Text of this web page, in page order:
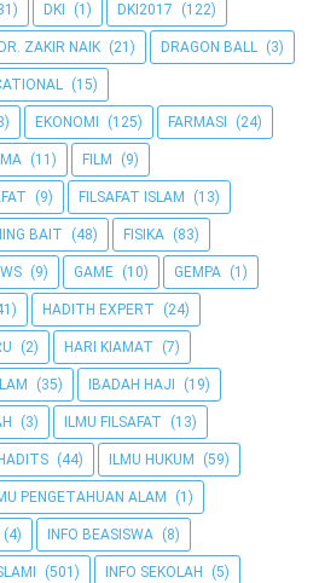
DKI (1) DKI2017 (122)
DR. ZAKIR NAIK (21) DRAGON BALL (3)
(15)
EKONOMI (125) FARMASI (24)
(11) FILM (9)
(9) FILSAFAT ISLAM (13)
BAIT (48) FISIKA (83)
(9) GAME (10) GEMPA (1)
HADITH EXPERT (24)
(2) HARI KIAMAT (7)
(35) IBADAH HAJI (19)
(3) ILMU FILSAFAT (13)
(44) ILMU HUKUM (59)
PENGETAHUAN ALAM (1)
(4) INFO BEASISWA (8)
(501) INFO SEKOLAH (5)